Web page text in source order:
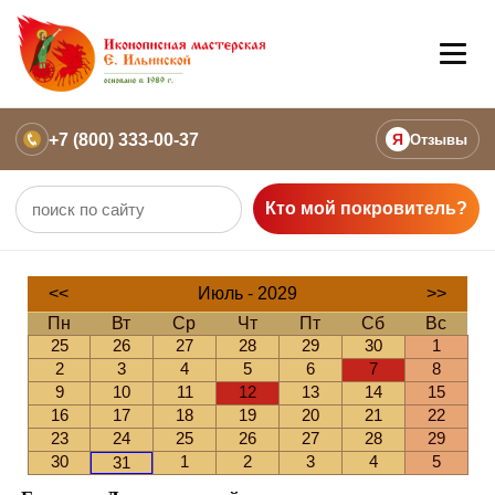
+7 (800) 333-00-37 Я Отзывы
Кто мой покровитель?
<< Июль - 2029
>>
Пн
Вт Ср Чт Пт Сб
Вс
25
26 27 28 29 30
1
2
3 4 5 6 7
8
9
10 11 12 13 14
15
16
17 18 19 20 21
22
23
24 25 26 27 28
29
30
31 1 2 3 4 5